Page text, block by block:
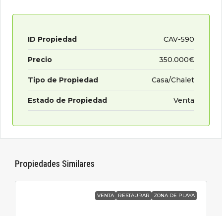
ID Propiedad CAV-590
Precio 350.000€
Tipo de Propiedad Casa/Chalet
Estado de Propiedad Venta
Propiedades Similares
VENTA RESTAURAR ZONA DE PLAYA